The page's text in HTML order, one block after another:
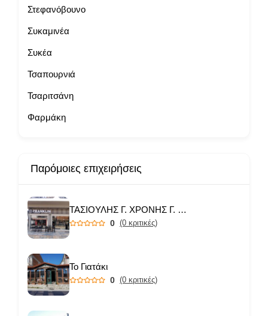
Στεφανόβουνο
Συκαμινέα
Συκέα
Τσαπουρνιά
Τσαριτσάνη
Φαρμάκη
Παρόμοιες επιχειρήσεις
ΤΑΣΙΟΥΛΗΣ Γ. ΧΡΟΝΗΣ Γ. ΟΕ
0 (0 κριτικές)
Το Γιατάκι
0 (0 κριτικές)